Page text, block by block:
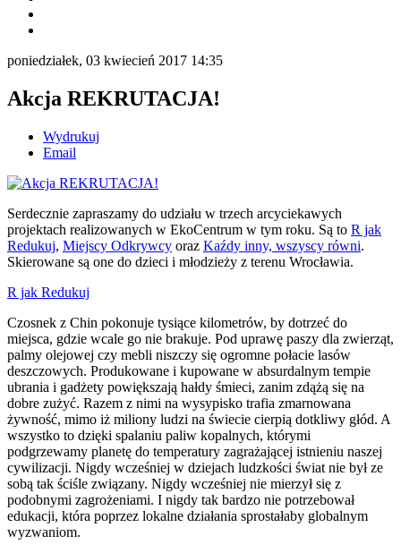
poniedziałek, 03 kwiecień 2017 14:35
Akcja REKRUTACJA!
Wydrukuj
Email
Serdecznie zapraszamy do udziału w trzech arcyciekawych
projektach realizowanych w EkoCentrum w tym roku. Są to R jak
Redukuj, Miejscy Odkrywcy oraz Kaźdy inny, wszyscy równi.
Skierowane są one do dzieci i młodzieży z terenu Wrocławia.
R jak Redukuj
Czosnek z Chin pokonuje tysiące kilometrów, by dotrzeć do
miejsca, gdzie wcale go nie brakuje. Pod uprawę paszy dla zwierząt,
palmy olejowej czy mebli niszczy się ogromne połacie lasów
deszczowych. Produkowane i kupowane w absurdalnym tempie
ubrania i gadżety powiększają hałdy śmieci, zanim zdążą się na
dobre zużyć. Razem z nimi na wysypisko trafia zmarnowana
żywność, mimo iż miliony ludzi na świecie cierpią dotkliwy głód. A
wszystko to dzięki spalaniu paliw kopalnych, którymi
podgrzewamy planetę do temperatury zagrażającej istnieniu naszej
cywilizacji. Nigdy wcześniej w dziejach ludzkości świat nie był ze
sobą tak ściśle związany. Nigdy wcześniej nie mierzył się z
podobnymi zagrożeniami. I nigdy tak bardzo nie potrzebował
edukacji, która poprzez lokalne działania sprostałaby globalnym
wyzwaniom.